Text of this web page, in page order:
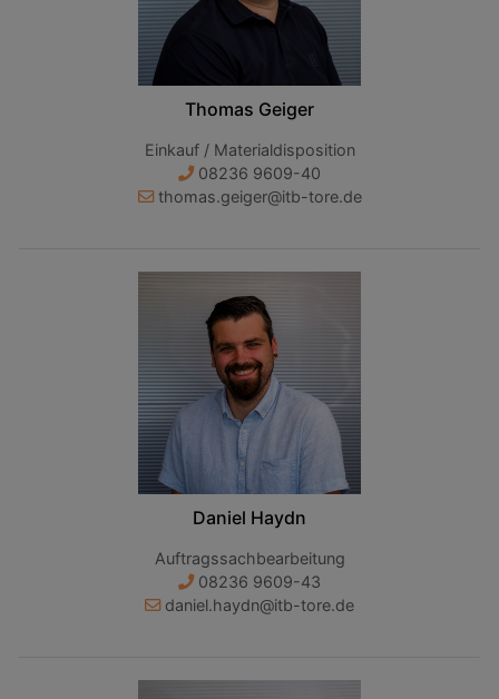
Thomas Geiger
Einkauf / Materialdisposition
08236 9609-40
thomas.geiger@itb-tore.de
Daniel Haydn
Auftragssachbearbeitung
08236 9609-43
daniel.haydn@itb-tore.de